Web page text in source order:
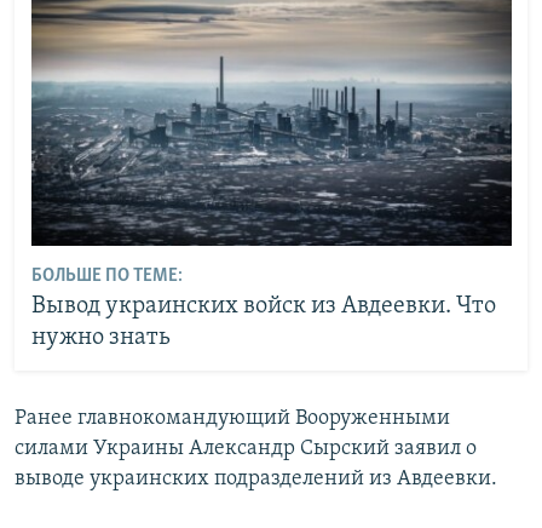
БОЛЬШЕ ПО ТЕМЕ:
Вывод украинских войск из Авдеевки. Что
нужно знать
Ранее главнокомандующий Вооруженными
силами Украины Александр Сырский заявил о
выводе украинских подразделений из Авдеевки.